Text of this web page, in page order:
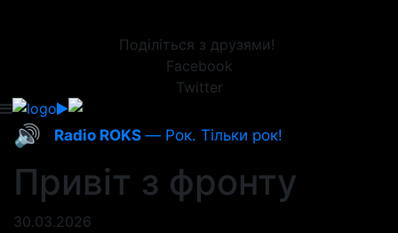
Поділіться з друзями!
Facebook
Twitter
🔊 Radio ROKS — Рок. Тільки рок!
Привіт з фронту
30.03.2026